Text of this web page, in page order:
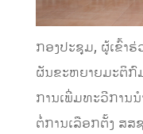
ກອງປະຊຸມ, ຜູ້ເຂົ້າ
ຜັນຂະຫຍາຍມະຕິກົ
ການເພີ່ມທະວີການ
ຕໍ່ການເລືອກຕັ້ງ ສ